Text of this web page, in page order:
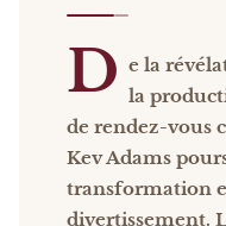
D e la
la
de rendez-vous
Kev Adams
transformation
divertissement.